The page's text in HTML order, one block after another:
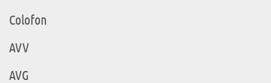
Colofon
AVV
AVG